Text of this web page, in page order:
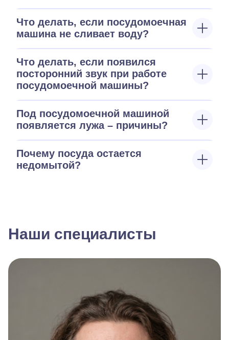
Что делать, если посудомоечная
машина не сливает воду?
Что делать, если появился
посторонний звук при работе
посудомоечной машины?
Под посудомоечной машиной
появляется лужа – причины?
Почему посуда остается
недомытой?
Наши специалисты